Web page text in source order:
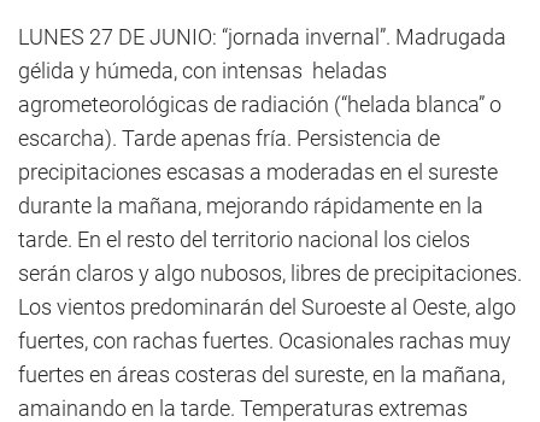
LUNES 27 DE JUNIO: “jornada invernal”. Madrugada
gélida y húmeda, con intensas heladas
agrometeorológicas de radiación (“helada blanca” o
escarcha). Tarde apenas fría. Persistencia de
precipitaciones escasas a moderadas en el sureste
durante la mañana, mejorando rápidamente en la
tarde. En el resto del territorio nacional los cielos
serán claros y algo nubosos, libres de precipitaciones.
Los vientos predominarán del Suroeste al Oeste, algo
fuertes, con rachas fuertes. Ocasionales rachas muy
fuertes en áreas costeras del sureste, en la mañana,
amainando en la tarde. Temperaturas extremas